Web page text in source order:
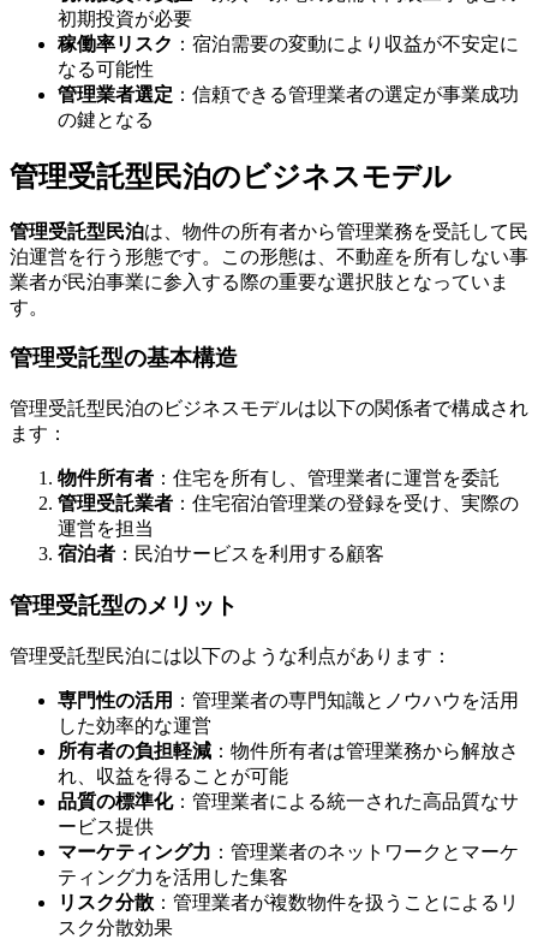
初期投資が必要
稼働率リスク ：宿泊需要の変動により収益が不安定に
なる可能性
管理業者選定 ：信頼できる管理業者の選定が事業成功
の鍵となる
管理受託型民泊のビジネスモデル
管理受託型民泊は、物件の所有者から管理業務を受託して民
泊運営を行う形態です。この形態は、不動産を所有しない事
業者が民泊事業に参入する際の重要な選択肢となっていま
す。
管理受託型の基本構造
管理受託型民泊のビジネスモデルは以下の関係者で構成され
ます：
物件所有者 ：住宅を所有し、管理業者に運営を委託
管理受託業者 ：住宅宿泊管理業の登録を受け、実際の
運営を担当
宿泊者 ：民泊サービスを利用する顧客
管理受託型のメリット
管理受託型民泊には以下のような利点があります：
専門性の活用 ：管理業者の専門知識とノウハウを活用
した効率的な運営
所有者の負担軽減 ：物件所有者は管理業務から解放さ
れ、収益を得ることが可能
品質の標準化：管理業者による統一された高品質なサ
ービス提供
マーケティング力 ：管理業者のネットワークとマーケ
ティング力を活用した集客
リスク分散 ：管理業者が複数物件を扱うことによるリ
スク分散効果